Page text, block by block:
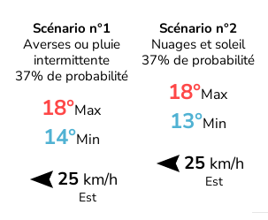
Scénario n°1
Averses ou pluie
intermittente
37% de probabilité
18°Max
14°Min
25km/h
Est
Scénario n°2
Nuages et soleil
37% de probabilité
18°Max
13°Min
25km/h
Est